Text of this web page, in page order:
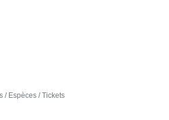
/ Espèces / Tickets